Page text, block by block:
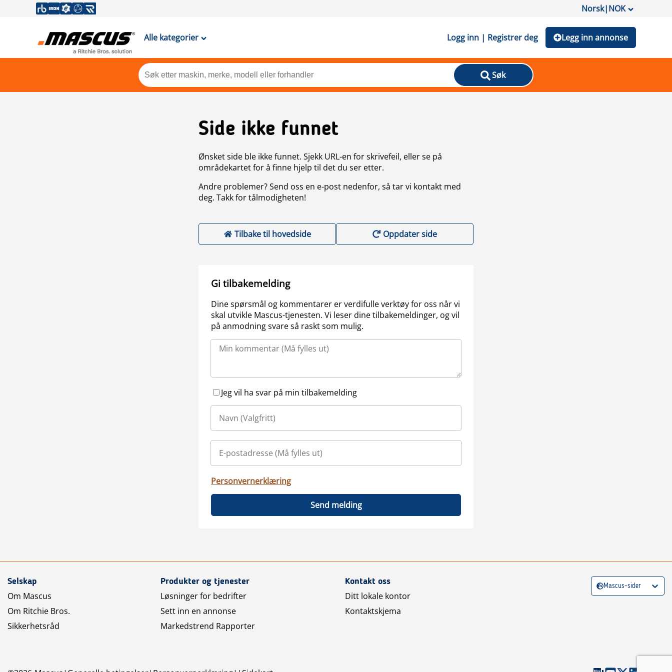
Norsk|NOK
Alle kategorier Logg inn | Registrer deg Legg inn annonse
Søk
Side ikke funnet
Ønsket side ble ikke funnet. Sjekk URL-en for skrivefeil, eller se på
områdekartet for å finne hjelp til det du ser etter.
Andre problemer? Send oss en e-post nedenfor, så tar vi kontakt med
deg. Takk for tålmodigheten!
Tilbake til hovedside Oppdater side
Gi tilbakemelding
Dine spørsmål og kommentarer er verdifulle verktøy for oss når vi
skal utvikle Mascus-tjenesten. Vi leser dine tilbakemeldinger, og vil
på anmodning svare så raskt som mulig.
Jeg vil ha svar på min tilbakemelding
Personvernerklæring
Send melding
Selskap
Om Mascus
Om Ritchie Bros.
Sikkerhetsråd
Produkter og tjenester
Løsninger for bedrifter
Sett inn en annonse
Markedstrend Rapporter
Kontakt oss
Ditt lokale kontor
Kontaktskjema
Mascus-sider